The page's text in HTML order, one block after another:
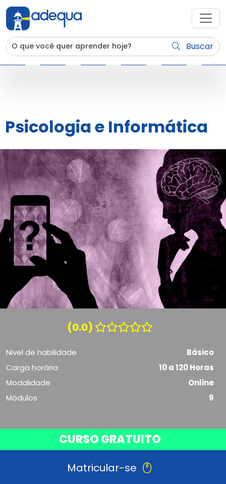
Buscar
Psicologia e Informática
(0.0)
Nivel de habilidade
Básico
Carga horária
10 a 120 Horas
Modalidade
Online
Módulos
9
CURSO GRATUITO
Matricular-se